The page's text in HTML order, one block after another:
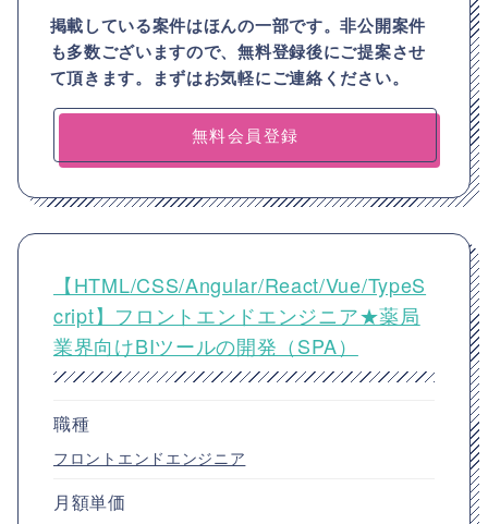
掲載している案件はほんの一部です。非公開案件
も多数ございますので、無料登録後にご提案させ
て頂きます。まずはお気軽にご連絡ください。
無料会員登録
【HTML/CSS/Angular/React/Vue/TypeS
cript】フロントエンドエンジニア★薬局
業界向けBIツールの開発（SPA）
職種
フロントエンドエンジニア
月額単価